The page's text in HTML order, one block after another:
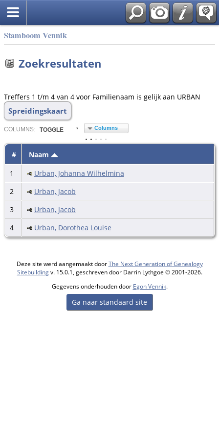
Stamboom Vennik
Zoekresultaten
Treffers 1 t/m 4 van 4 voor Familienaam is gelijk aan URBAN
Spreidingskaart
COLUMN S: TOGGLE Columns
#
Naam
1
Urban, Johanna Wilhelmina
2
Urban, Jacob
3
Urban, Jacob
4
Urban, Dorothea Louise
Deze site werd aangemaakt doorThe Next Generation of Genealogy
Sitebuildingv. 15.0.1, geschreven door Darrin Lythgoe © 2001-2026.
Gegevens onderhouden door Egon Vennik.
Ga naar standaard site